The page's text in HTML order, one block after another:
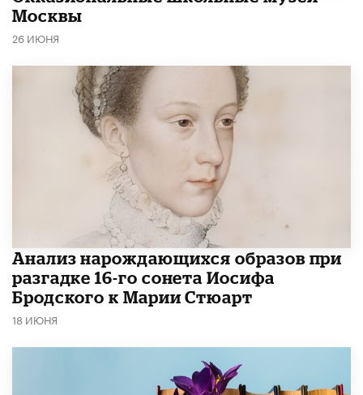
Москвы
26 ИЮНЯ
Анализ нарождающихся образов при
разгадке 16-го сонета Иосифа
Бродского к Марии Стюарт
18 ИЮНЯ